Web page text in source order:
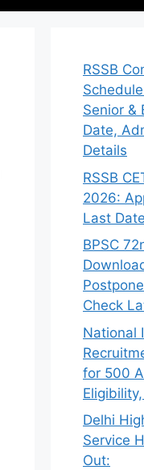
RSSB
Senior &
Date,
Details
RSSB
2026:
Last
BPSC
Check
National
for 500
Delhi
Service
Out: